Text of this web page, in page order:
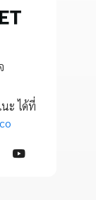
ะ ได้ที่